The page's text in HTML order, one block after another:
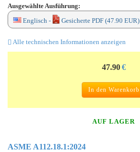
Ausgewählte Ausführung:
Englisch -
Gesicherte PDF (47.90 EUR)
Alle technischen Informationen anzeigen
47.90 €
In den Warenkorb
AUF LAGER
ASME A112.18.1:2024